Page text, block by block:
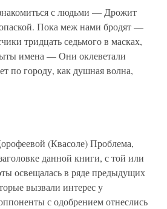
с людьми — Дрожит
Пока меж нами бродят —
тридцать седьмого в масках,
имена — Они оклеветали
по городу, как душная волна,
(Квасоле) Проблема,
данной книги, с той или
освещалась в ряде предыдущих
вызвали интерес у
с одобрением отнеслись